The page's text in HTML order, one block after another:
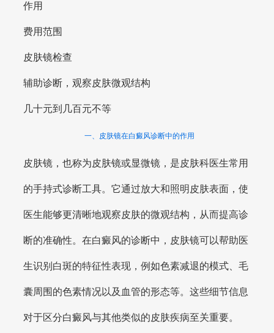
作用
费用范围
皮肤镜检查
辅助诊断，观察皮肤微观结构
几十元到几百元不等
一、皮肤镜在白癜风诊断中的作用
皮肤镜，也称为皮肤镜或显微镜，是皮肤科医生常用
的手持式诊断工具。它通过放大和照明皮肤表面，使
医生能够更清晰地观察皮肤的微观结构，从而提高诊
断的准确性。在白癜风的诊断中，皮肤镜可以帮助医
生识别白斑的特征性表现，例如色素减退的模式、毛
囊周围的色素情况以及血管的形态等。这些细节信息
对于区分白癜风与其他类似的皮肤疾病至关重要。